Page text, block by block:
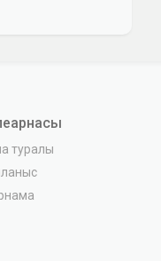
туралы